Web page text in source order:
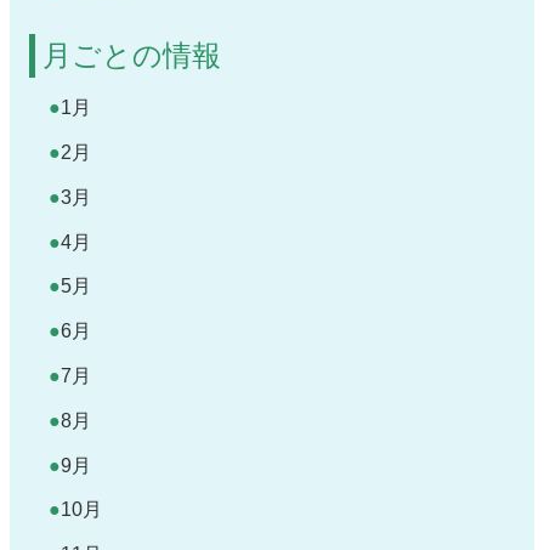
月ごとの情報
1月
2月
3月
4月
5月
6月
7月
8月
9月
10月